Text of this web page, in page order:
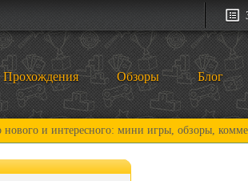
Прохождения Обзоры Блог
мини игры, обзоры, комментарии,